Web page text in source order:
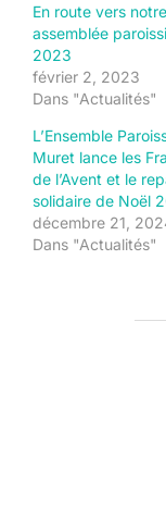
En route vers notre
assemblée
2023
février 2, 2023
Dans "Actualités"
L’Ensemble
Muret lance les
de l’Avent et le
solidaire de Noël
décembre 21,
Dans "Actualités"